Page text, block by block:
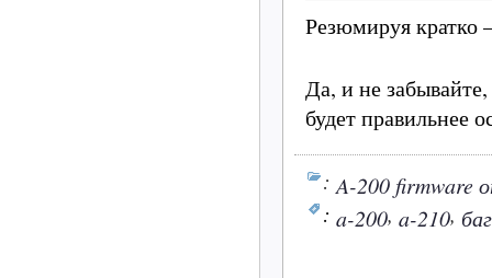
Резюмируя кратко
Да, и не
будет правильнее
: A-200 firmware
: a-200, a-210,